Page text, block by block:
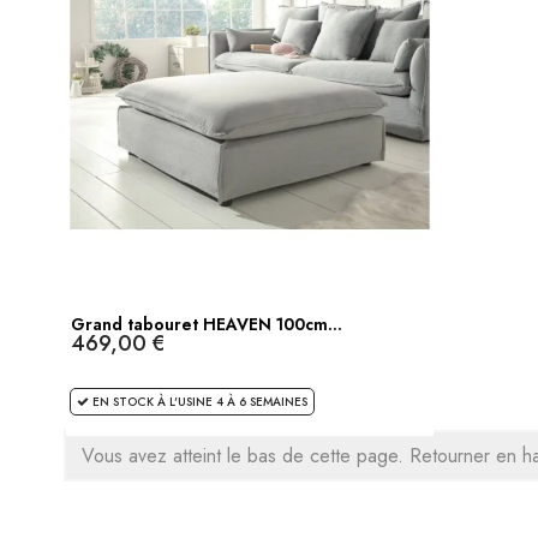
Grand tabouret HEAVEN 100cm...
469,00 €
EN STOCK À L'USINE 4 À 6 SEMAINES
Vous avez atteint le bas de cette page. Retourner en